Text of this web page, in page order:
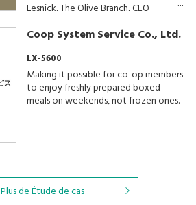
Lesnick, The Olive Branch, CEO
Coop System Service Co., Ltd.
LX-5600
Making it possible for co-op members
to enjoy freshly prepared boxed
meals on weekends, not frozen ones.
Plus de Étude de cas